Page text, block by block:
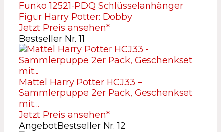
Funko 12521-PDQ Schlüsselanhänger
Figur Harry Potter: Dobby
Jetzt Preis ansehen*
Bestseller Nr. 11
Mattel Harry Potter HCJ33 –
Sammlerpuppe 2er Pack, Geschenkset
mit…
Jetzt Preis ansehen*
AngebotBestseller Nr. 12